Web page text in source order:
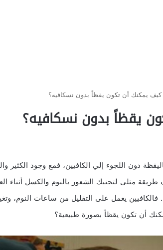
كيف يمكنك أن تكون يقظاً بدون نسكافيه؟
يقظاً بدون نسكافيه؟
دون اللجوء إلي الكافيين، فمع وجود
مثلى لتجنبك الشعور بالنوم والكسل أثناء
يعمل على التقليل من ساعات النوم،
أن تكون يقظاً بصورة طبيعية؟